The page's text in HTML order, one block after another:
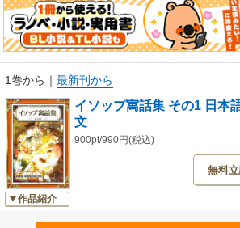
1巻から ｜ 最新刊から
作品紹介
イソップ寓話集 その1 日本
文
900pt/990円(税込)
無料